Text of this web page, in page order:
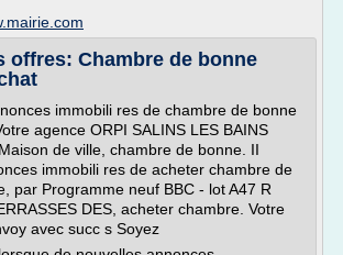
offres: Chambre de bonne
immobili res de chambre de bonne
agence ORPI SALINS LES BAINS
de ville, chambre de bonne. II
immobili res de acheter chambre de
par Programme neuf BBC - lot A47 R
DES, acheter chambre. Votre
avec succ s Soyez